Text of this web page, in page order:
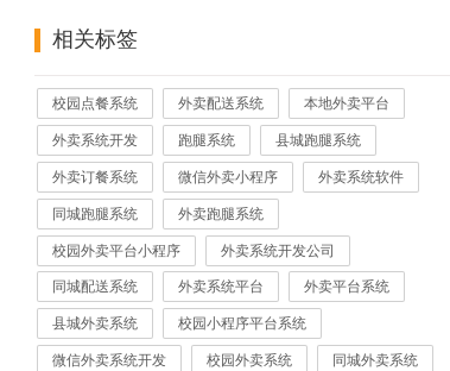
相关标签
校园点餐系统 外卖配送系统 本地外卖平台
外卖系统开发 跑腿系统 县城跑腿系统
外卖订餐系统 微信外卖小程序 外卖系统软件
同城跑腿系统 外卖跑腿系统
校园外卖平台小程序 外卖系统开发公司
同城配送系统 外卖系统平台 外卖平台系统
县城外卖系统 校园小程序平台系统
微信外卖系统开发 校园外卖系统 同城外卖系统